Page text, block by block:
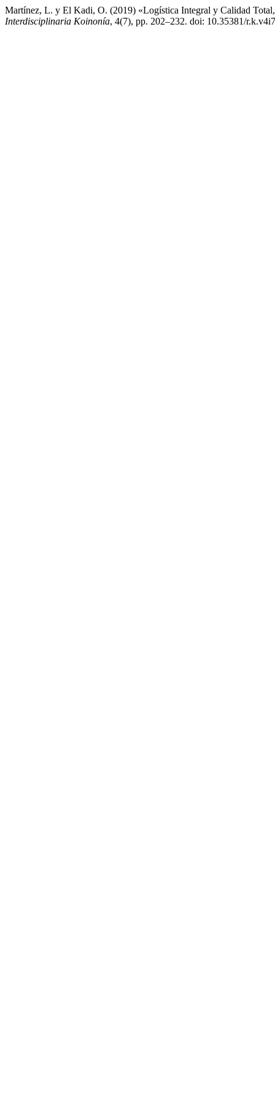
Martínez, L. y El Kadi, O. (2019) «Logística Integral y Calidad
Interdisciplinaria Koinonía, 4(7), pp. 202–232. doi: 10.35381/